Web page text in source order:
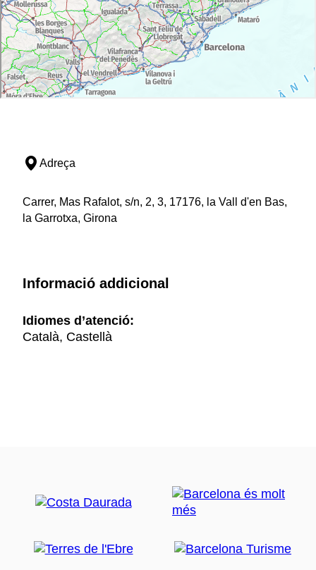
Adreça
Carrer, Mas Rafalot, s/n, 2, 3, 17176, la Vall d'en Bas,
la Garrotxa, Girona
Informació addicional
Idiomes d’atenció:
Català, Castellà